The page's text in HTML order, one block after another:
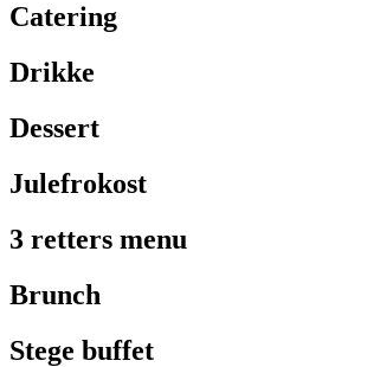
Catering
Drikke
Dessert
Julefrokost
3 retters menu
Brunch
Stege buffet